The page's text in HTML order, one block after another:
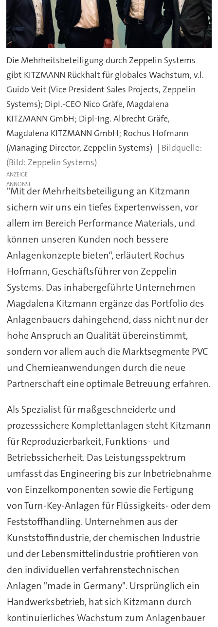
Die Mehrheitsbeteiligung durch Zeppelin Systems
gibt KITZMANN Rückhalt für globales Wachstum, v.l.
Guido Veit (Vice President Sales Projects, Zeppelin
Systems); Dipl.-CEO Nico Gräfe, Magdalena
KITZMANN GmbH; Dipl-Ing. Albrecht Gräfe,
Magdalena KITZMANN GmbH; Rochus Hofmann
(Managing Director, Zeppelin Systems)
(Bild: Zeppelin Systems)
ANZEIGE
"Mit der Mehrheitsbeteiligung an Kitzmann
sichern wir uns ein tiefes Expertenwissen, vor
allem im Bereich Performance Materials, und
können unseren Kunden noch bessere
Anlagenkonzepte bieten“, erläutert Rochus
Hofmann, Geschäftsführer von Zeppelin
Systems. Das inhabergeführte Unternehmen
Magdalena Kitzmann ergänze das Portfolio des
Anlagenbauers dahingehend, dass nicht nur der
hohe Anspruch an Qualität übereinstimmt,
sondern vor allem auch die Marktsegmente PVC
und Chemieanwendungen durch die neue
Partnerschaft eine optimale Betreuung erfahren.
Als Spezialist für maßgeschneiderte und
prozesssichere Komplettanlagen steht Kitzmann
für Reproduzierbarkeit, Funktions- und
Betriebssicherheit. Das Leistungsspektrum
umfasst das Engineering bis zur Inbetriebnahme
von Einzelkomponenten sowie die Fertigung
von Turn-Key-Anlagen für Flüssigkeits- oder dem
Feststoffhandling. Unternehmen aus der
Kunststoffindustrie, der chemischen Industrie
und der Lebensmittelindustrie profitieren von
den individuellen verfahrenstechnischen
Anlagen "made in Germany". Ursprünglich ein
Handwerksbetrieb, hat sich Kitzmann durch
kontinuierliches Wachstum zum Anlagenbauer